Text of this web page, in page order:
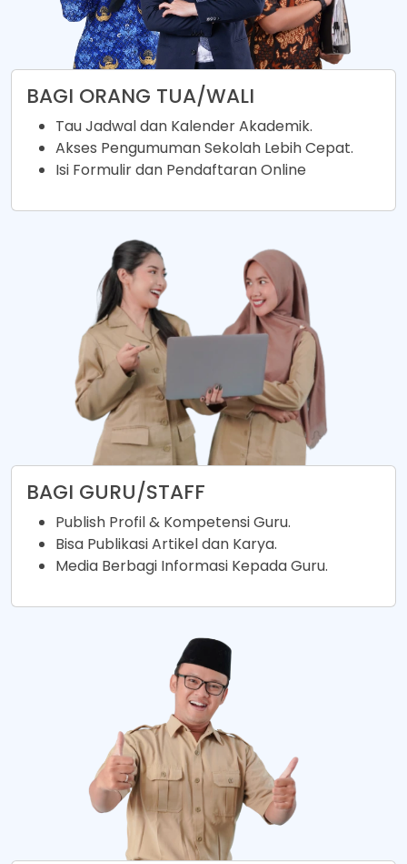
BAGI ORANG TUA/WALI
Tau Jadwal dan Kalender Akademik.
Akses Pengumuman Sekolah Lebih Cepat.
Isi Formulir dan Pendaftaran Online
BAGI GURU/STAFF
Publish Profil & Kompetensi Guru.
Bisa Publikasi Artikel dan Karya.
Media Berbagi Informasi Kepada Guru.